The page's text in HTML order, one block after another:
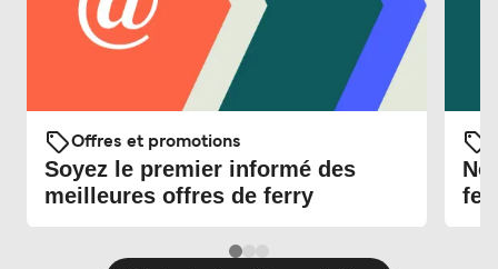
Offres et promotions
Soyez le premier informé des
meilleures offres de ferry